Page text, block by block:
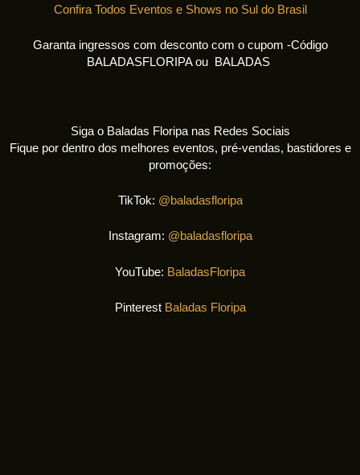
Confira Todos Eventos e Shows no Sul do Brasil
Garanta ingressos com desconto com o cupom -Código
BALADASFLORIPA ou BALADAS
Siga o Baladas Floripa nas Redes Sociais
Fique por dentro dos melhores eventos, pré-vendas, bastidores e
promoções:
TikTok: @baladasfloripa
Instagram: @baladasfloripa
YouTube: BaladasFloripa
Pinterest Baladas Floripa